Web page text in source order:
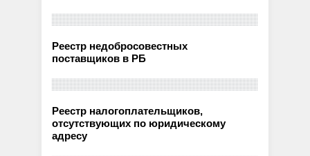
Реестр недобросовестных
поставщиков в РБ
Реестр налогоплательщиков,
отсутствующих по юридическому
адресу